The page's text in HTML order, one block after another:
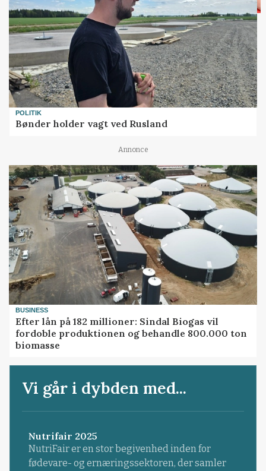
POLITIK
Bønder holder vagt ved Rusland
Annonce
BUSINESS
Efter lån på 182 millioner: Sindal Biogas vil
fordoble produktionen og behandle 800.000 ton
biomasse
Vi går i dybden med...
Nutrifair 2025
NutriFair er en stor begivenhed inden for
fødevare- og ernæringssektoren, der samler